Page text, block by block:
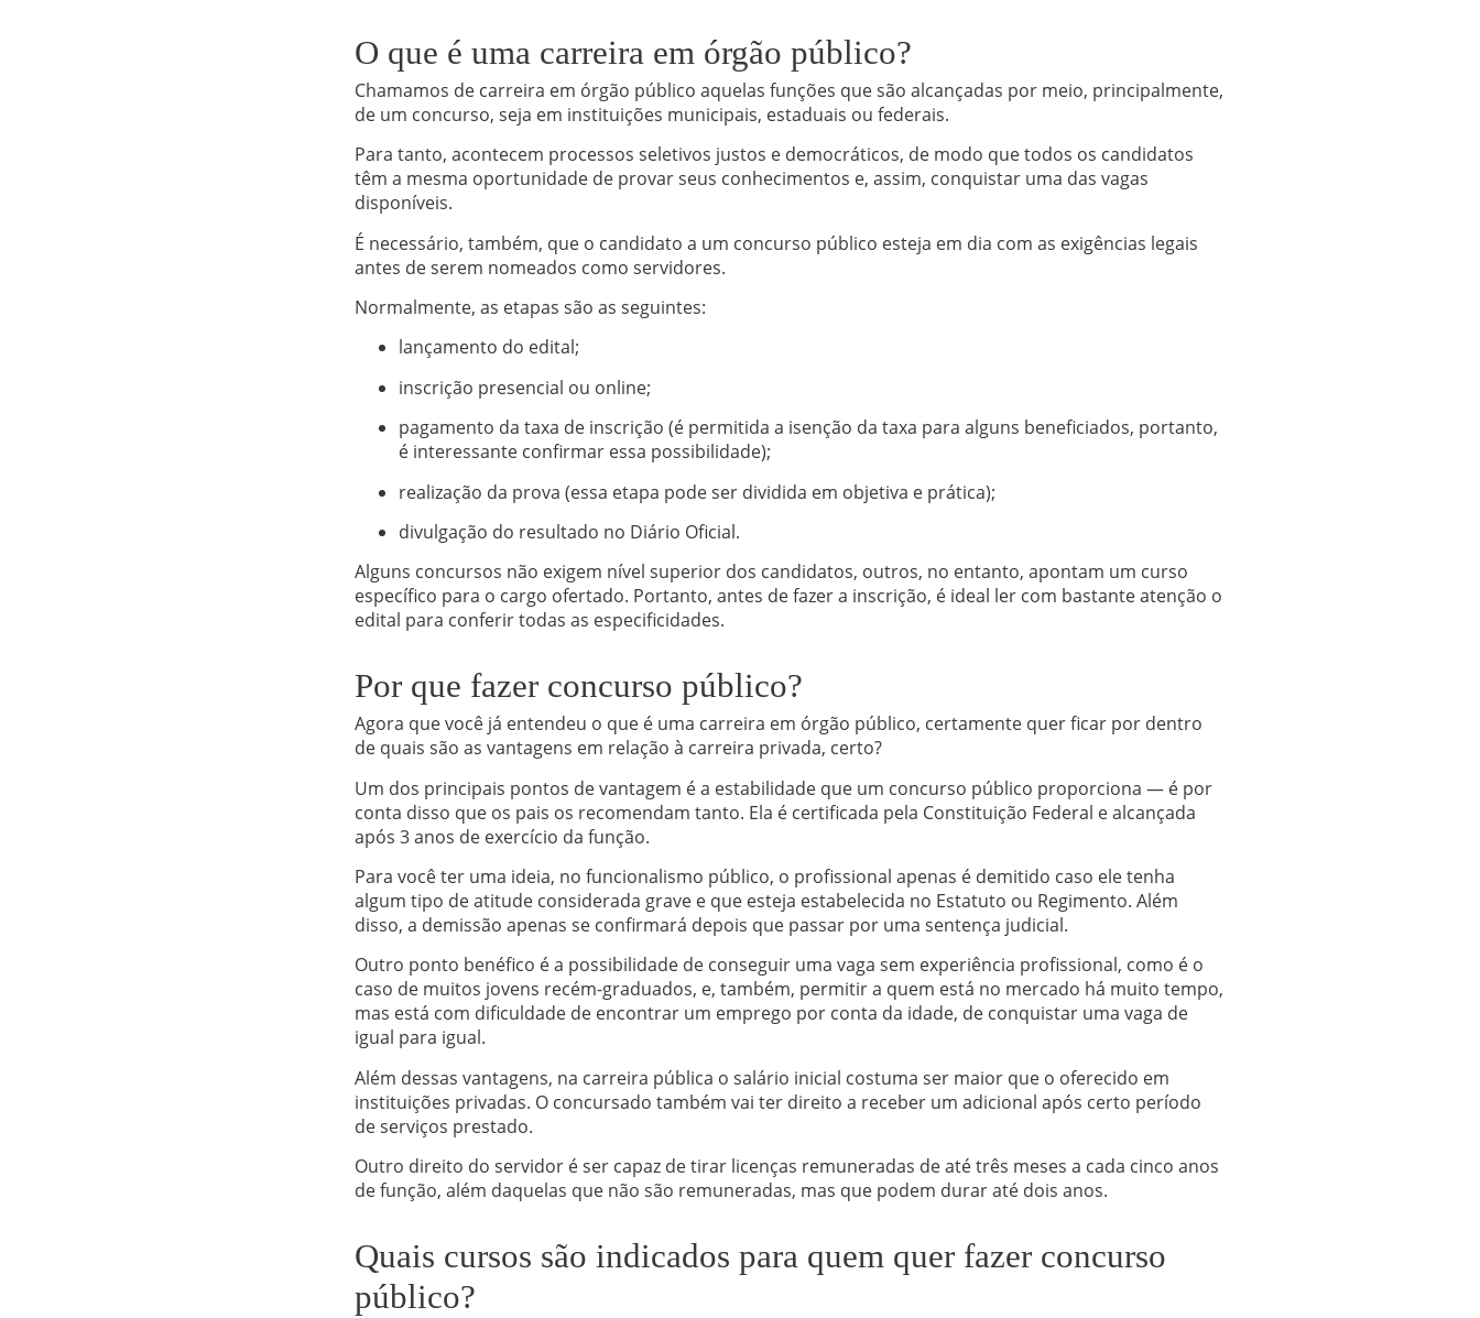
O que é uma carreira em órgão público?
Chamamos de carreira em órgão público aquelas funções que são alcançadas por meio, principalmente,
de um concurso, seja em instituições municipais, estaduais ou federais.
Para tanto, acontecem processos seletivos justos e democráticos, de modo que todos os candidatos
têm a mesma oportunidade de provar seus conhecimentos e, assim, conquistar uma das vagas
disponíveis.
É necessário, também, que o candidato a um concurso público esteja em dia com as exigências legais
antes de serem nomeados como servidores.
Normalmente, as etapas são as seguintes:
lançamento do edital;
inscrição presencial ou online;
pagamento da taxa de inscrição (é permitida a isenção da taxa para alguns beneficiados, portanto,
é interessante confirmar essa possibilidade);
realização da prova (essa etapa pode ser dividida em objetiva e prática);
divulgação do resultado no Diário Oficial.
Alguns concursos não exigem nível superior dos candidatos, outros, no entanto, apontam um curso
específico para o cargo ofertado. Portanto, antes de fazer a inscrição, é ideal ler com bastante atenção o
edital para conferir todas as especificidades.
Por que fazer concurso público?
Agora que você já entendeu o que é uma carreira em órgão público, certamente quer ficar por dentro
de quais são as vantagens em relação à carreira privada, certo?
Um dos principais pontos de vantagem é a estabilidade que um concurso público proporciona — é por
conta disso que os pais os recomendam tanto. Ela é certificada pela Constituição Federal e alcançada
após 3 anos de exercício da função.
Para você ter uma ideia, no funcionalismo público, o profissional apenas é demitido caso ele tenha
algum tipo de atitude considerada grave e que esteja estabelecida no Estatuto ou Regimento. Além
disso, a demissão apenas se confirmará depois que passar por uma sentença judicial.
Outro ponto benéfico é a possibilidade de conseguir uma vaga sem experiência profissional, como é o
caso de muitos jovens recém-graduados, e, também, permitir a quem está no mercado há muito tempo,
mas está com dificuldade de encontrar um emprego por conta da idade, de conquistar uma vaga de
igual para igual.
Além dessas vantagens, na carreira pública o salário inicial costuma ser maior que o oferecido em
instituições privadas. O concursado também vai ter direito a receber um adicional após certo período
de serviços prestado.
Outro direito do servidor é ser capaz de tirar licenças remuneradas de até três meses a cada cinco anos
de função, além daquelas que não são remuneradas, mas que podem durar até dois anos.
Quais cursos são indicados para quem quer fazer concurso
público?